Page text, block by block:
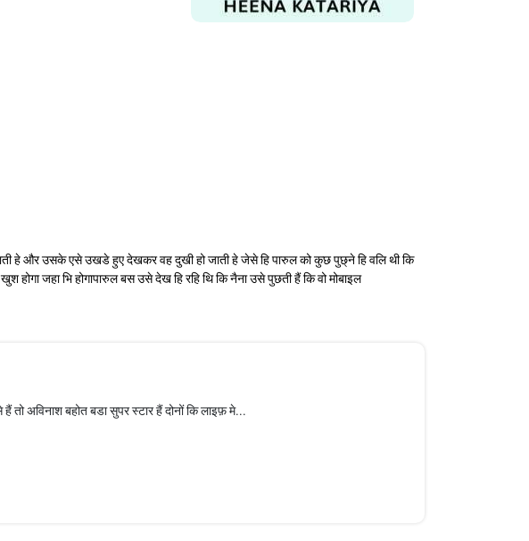
हे और उसके एसे उखडे हुए देखकर वह दुखी हो जाती हे जेसे हि पारुल को कुछ पुछ्ने हि वलि थी कि
जहा भि होगापारुल बस उसे देख हि रहि थि कि नैना उसे पुछती हैं कि वो मोबाइल
अविनाश बहोत बडा सुपर स्टार हैं दोनों कि लाइफ़ मे...